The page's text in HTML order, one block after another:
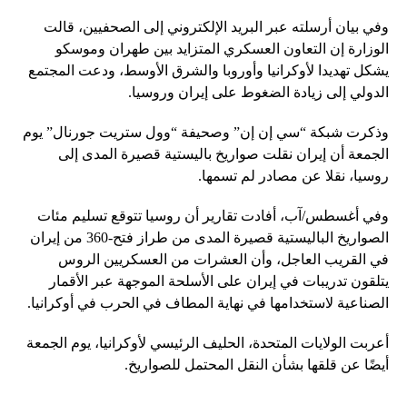
وفي بيان أرسلته عبر البريد الإلكتروني إلى الصحفيين، قالت
الوزارة إن التعاون العسكري المتزايد بين طهران وموسكو
يشكل تهديدا لأوكرانيا وأوروبا والشرق الأوسط، ودعت المجتمع
الدولي إلى زيادة الضغوط على إيران وروسيا.
وذكرت شبكة “سي إن إن” وصحيفة “وول ستريت جورنال” يوم
الجمعة أن إيران نقلت صواريخ باليستية قصيرة المدى إلى
روسيا، نقلا عن مصادر لم تسمها.
وفي أغسطس/آب، أفادت تقارير أن روسيا تتوقع تسليم مئات
الصواريخ الباليستية قصيرة المدى من طراز فتح-360 من إيران
في القريب العاجل، وأن العشرات من العسكريين الروس
يتلقون تدريبات في إيران على الأسلحة الموجهة عبر الأقمار
الصناعية لاستخدامها في نهاية المطاف في الحرب في أوكرانيا.
أعربت الولايات المتحدة، الحليف الرئيسي لأوكرانيا، يوم الجمعة
أيضًا عن قلقها بشأن النقل المحتمل للصواريخ.